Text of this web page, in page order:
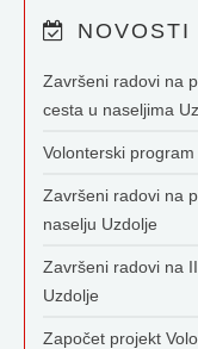
NOVOSTI
Završeni radovi na
cesta u naseljima
Volonterski
Završeni radovi na
naselju Uzdolje
Završeni radovi na
Uzdolje
Započet projekt